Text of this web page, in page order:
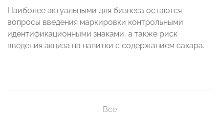
Наиболее актуальными для бизнеса остаются
вопросы введения маркировки контрольными
идентификационными знаками, а также риск
введения акциза на напитки с содержанием сахара.
Все